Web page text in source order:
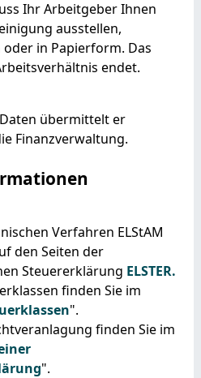
Ihr Arbeitgeber Ihnen
ausstellen,
in Papierform. Das
endet.
übermittelt er
Finanzverwaltung.
Verfahren ELStAM
den Seiten der
Steuererklärung ELSTER.
finden Sie im
".
finden Sie im
".